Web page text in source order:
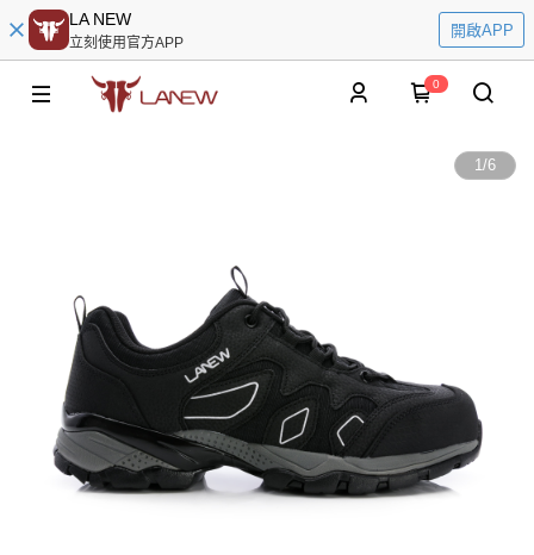
LA NEW
立刻使用官方APP
開啟APP
0
1/6